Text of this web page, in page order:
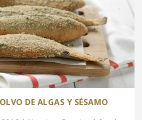
DE ALGAS Y SÉSAMO